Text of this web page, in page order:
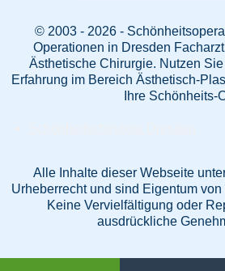
© 2003 - 2026 -
Operationen in Dresden
Ästhetische Chirurgie. Nutzen
Erfahrung im Bereich Ästhetisch-
Ihre Schönheits-
Alle Inhalte dieser Webseite
Urheberrecht und sind Eigentum
Keine Vervielfältigung oder
ausdrückliche